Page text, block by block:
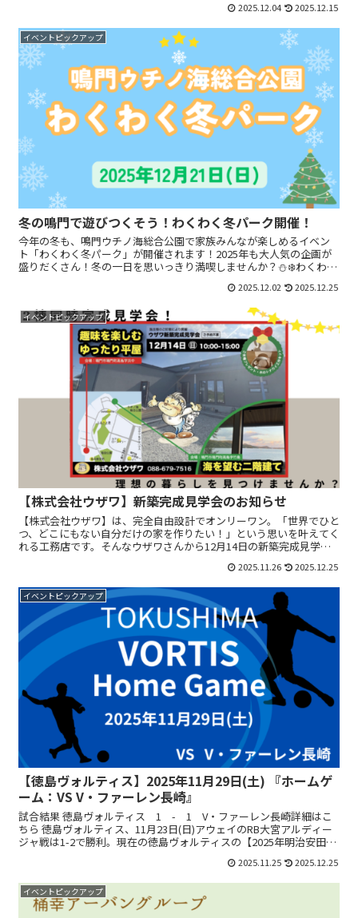
2025.12.04 2025.12.15
イベントピックアップ
冬の鳴門で遊びつくそう！わくわく冬パーク開催！
今年の冬も、鳴門ウチノ海総合公園で家族みんなが楽しめるイベン
ト「わくわく冬パーク」が開催されます！2025年も大人気の企画が
盛りだくさん！冬の一日を思いっきり満喫しませんか？⛄❄️わくわく
2025.12.02 2025.12.25
イベントピックアップ
【株式会社ウザワ】新築完成見学会のお知らせ
【株式会社ウザワ】は、完全自由設計でオンリーワン。「世界でひと
つ、どこにもない自分だけの家を作りたい！」という思いを叶えてく
れる工務店です。そんなウザワさんから12月14日の新築完成見学会
2025.11.26 2025.12.25
イベントピックアップ
【徳島ヴォルティス】2025年11月29日(土) 『ホームゲ
ーム：VS V・ファーレン長崎』
試合結果 徳島ヴォルティス 1 - 1 V・ファーレン長崎詳細はこ
ちら 徳島ヴォルティス、11月23日(日)アウェイのRB大宮アルディー
ジャ戦は1-2で勝利。現在の徳島ヴォルティスの【2025年明治安田生
2025.11.25 2025.12.25
イベントピックアップ